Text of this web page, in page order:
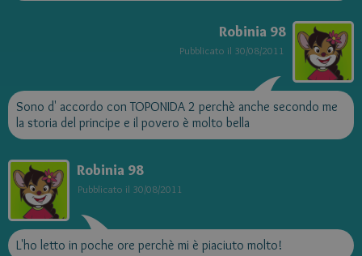
Robinia 98
Pubblicato il 30/08/2011
Sono d' accordo con TOPONIDA 2 perchè anche secondo me
la storia del principe e il povero è molto bella
Robinia 98
Pubblicato il 30/08/2011
L'ho letto in poche ore perchè mi è piaciuto molto!